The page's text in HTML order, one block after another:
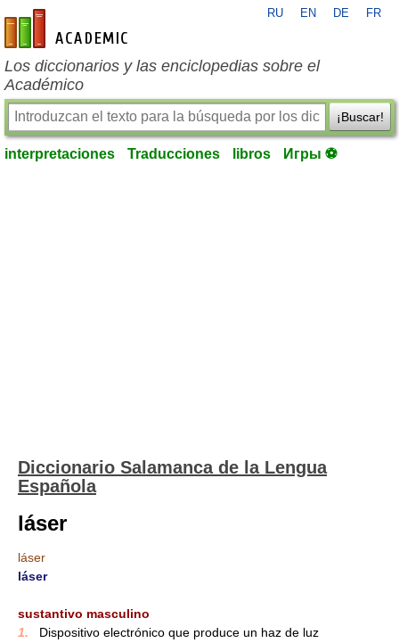
es-academic.com
RU EN DE FR
Los diccionarios y las enciclopedias sobre el
Académico
¡Buscar!
interpretaciones Traducciones libros Игры ⚽
Diccionario Salamanca de la Lengua
Española
láser
láser
láser
sustantivo masculino
1.
Dispositivo electrónico que produce un haz de luz